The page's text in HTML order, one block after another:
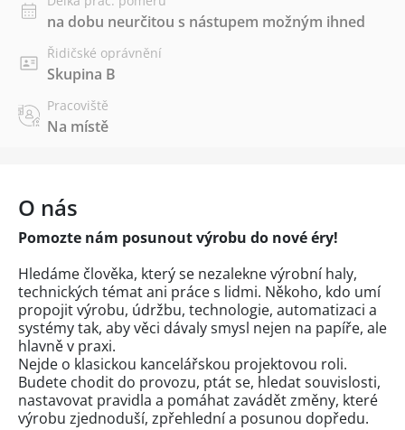
na dobu neurčitou s nástupem možným ihned
Řidičské oprávnění
Skupina B
Pracoviště
Na místě
O nás
Pomozte nám posunout výrobu do nové éry!
Hledáme člověka, který se nezalekne výrobní haly,
technických témat ani práce s lidmi. Někoho, kdo umí
propojit výrobu, údržbu, technologie, automatizaci a
systémy tak, aby věci dávaly smysl nejen na papíře, ale
hlavně v praxi.
Nejde o klasickou kancelářskou projektovou roli.
Budete chodit do provozu, ptát se, hledat souvislosti,
nastavovat pravidla a pomáhat zavádět změny, které
výrobu zjednoduší, zpřehlední a posunou dopředu.